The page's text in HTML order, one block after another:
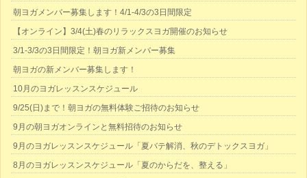
朝ヨガメンバー募集します！4/1-4/3の3日間限定
【オンライン】3/4(土)春のリラックスヨガ開催のお知らせ
3/1-3/3の3日間限定！朝ヨガ新メンバー募集
朝ヨガの新メンバー募集します！
10月のヨガレッスンスケジュール
9/25(日)まで！朝ヨガの無料体験ご招待のお知らせ
9月の朝ヨガオンラインと無料招待のお知らせ
9月のヨガレッスンスケジュール「夏バテ解消、秋のデトックスヨガ」
8月のヨガレッスンスケジュール「夏のからだを、整える」